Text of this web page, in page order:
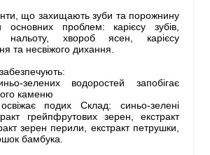
що захищають зуби та порожнину
основних проблем: карієсу зубів,
нальоту, хвороб ясен, карієсу
та несвіжого дихання.
зелених водоростей запобігає
каменю
подих Склад: синьо-зелені
грейпфрутових зерен, екстракт
зерен перили, екстракт петрушки,
бамбука.